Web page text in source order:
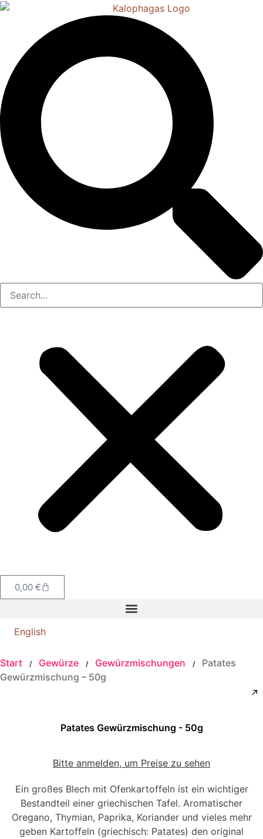
0,00 €
English
Start / Gewürze / Gewürzmischungen /
Patates
Gewürzmischung – 50g
Patates Gewürzmischung - 50g
Bitte anmelden, um Preise zu sehen
Ein großes Blech mit Ofenkartoffeln ist ein wichtiger
Bestandteil einer griechischen Tafel. Aromatischer
Oregano, Thymian, Paprika, Koriander und vieles mehr
geben Kartoffeln (griechisch: Patates) den original